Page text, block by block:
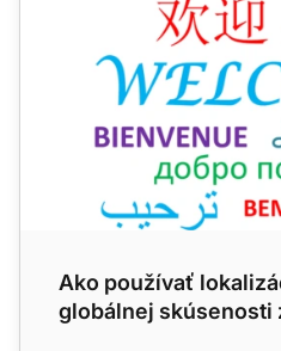
Ako používať
globálnej skúsenosti